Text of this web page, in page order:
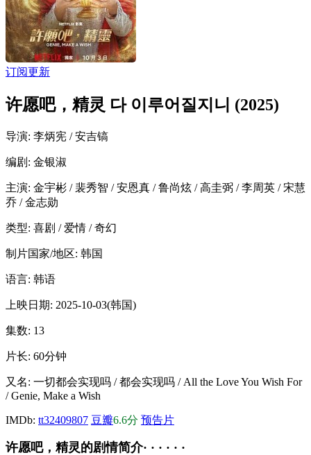
订阅更新
许愿吧，精灵 다 이루어질지니 (2025)
导演: 李炳宪 / 安吉镐
编剧 : 金银淑
主演: 金宇彬 / 裴秀智 / 安恩真 / 鲁尚炫 / 高圭弼 / 李周英 / 宋慧
乔 / 金志勋
类型: 喜剧 / 爱情 / 奇幻
制片国家/地区: 韩国
语言: 韩语
上映日期: 2025-10-03(韩国)
集数: 13
片长: 60分钟
又名: 一切都会实现吗 / 都会实现吗 / All the Love You Wish For
/ Genie, Make a Wish
IMDb: tt32409807 豆瓣6.6分 预告片
许愿吧，精灵的剧情简介· · · · · ·